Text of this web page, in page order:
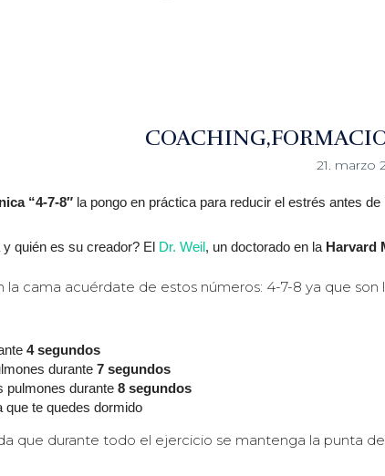
COACHING
21. marzo
“4-7-8″ la pongo en práctica para reducir el estrés antes
quién es su creador? El Dr. Weil, un doctorado en la Harvard
cama acuérdate de estos números: 4-7-8 ya que
4 segundos
durante 7 segundos
pulmones durante 8 segundos
que te quedes dormido
que durante todo el ejercicio se mantenga la punta